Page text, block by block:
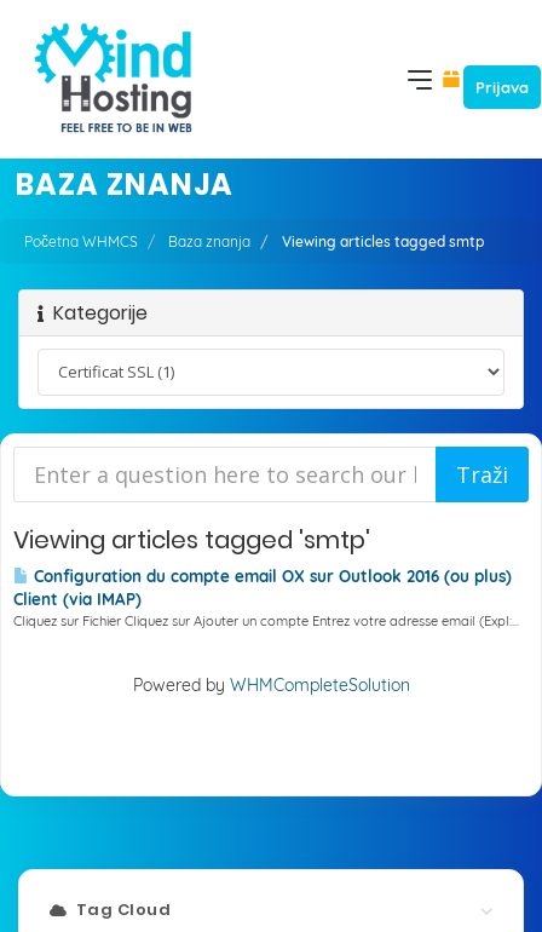
Prijava
BAZA ZNANJA
Početna WHMCS Baza znanja Viewing articles tagged smtp
Kategorije
Viewing articles tagged 'smtp'
Configuration du compte email OX sur Outlook 2016 (ou plus)
Client (via IMAP)
Cliquez sur Fichier Cliquez sur Ajouter un compte Entrez votre adresse email (Expl:...
Powered by WHMCompleteSolution
Tag Cloud